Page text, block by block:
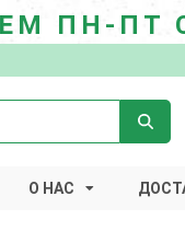
ПН-ПТ
О НАС